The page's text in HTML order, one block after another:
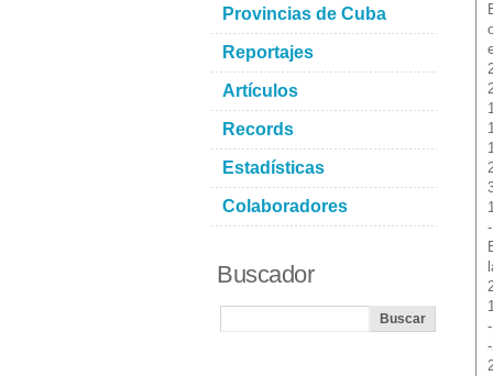
Provincias de Cuba
Reportajes
Artículos
Records
Estadísticas
Colaboradores
Buscador